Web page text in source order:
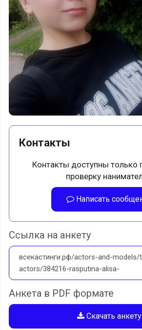
Контакты
Контакты доступны
проверку
Написать
Ссылка на анкету
всекастинги.рф/actors-and-models/
actors/384216-rasputina-alisa-
Анкета в PDF формате
Скачать анкету